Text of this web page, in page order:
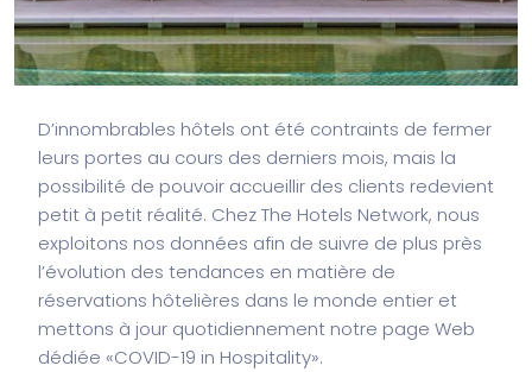
D’innombrables hôtels ont été contraints de fermer
leurs portes au cours des derniers mois, mais la
possibilité de pouvoir accueillir des clients redevient
petit à petit réalité. Chez The Hotels Network, nous
exploitons nos données afin de suivre de plus près
l’évolution des tendances en matière de
réservations hôtelières dans le monde entier et
mettons à jour quotidiennement notre page Web
dédiée «COVID-19 in Hospitality».